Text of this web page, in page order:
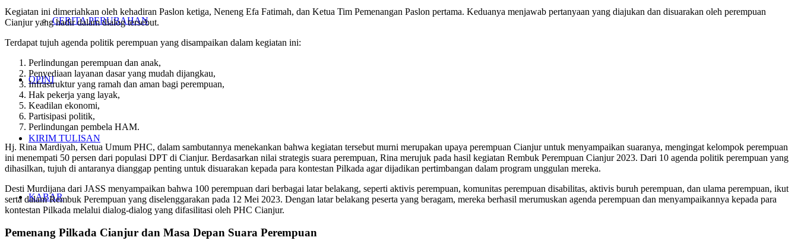
CERITA PERUBAHAN
OPINI
KIRIM TULISAN
KABAR
Kegiatan ini dimeriahkan oleh kehadiran Paslon ketiga, Neneng Efa Fatimah, dan Ketua Tim Pemenangan Paslon pertama. Keduanya menjawab pertanyaan yang diajukan dan disuarakan oleh perempuan
Cianjur yang hadir dalam dialog tersebut.
Terdapat tujuh agenda politik perempuan yang disampaikan dalam kegiatan ini:
Perlindungan perempuan dan anak,
Penyediaan layanan dasar yang mudah dijangkau,
Infrastruktur yang ramah dan aman bagi perempuan,
Hak pekerja yang layak,
Keadilan ekonomi,
Partisipasi politik,
Perlindungan pembela HAM.
Hj. Rina Mardiyah, Ketua Umum PHC, dalam sambutannya menekankan bahwa kegiatan tersebut murni merupakan upaya perempuan Cianjur untuk menyampaikan suaranya, mengingat kelompok perempuan
ini menempati 50 persen dari populasi DPT di Cianjur. Berdasarkan nilai strategis suara perempuan, Rina merujuk pada hasil kegiatan Rembuk Perempuan Cianjur 2023. Dari 10 agenda politik perempuan yang
dihasilkan, tujuh di antaranya dianggap penting untuk disuarakan kepada para kontestan Pilkada agar dijadikan pertimbangan dalam program unggulan mereka.
Desti Murdijana dari JASS menyampaikan bahwa 100 perempuan dari berbagai latar belakang, seperti aktivis perempuan, komunitas perempuan disabilitas, aktivis buruh perempuan, dan ulama perempuan, ikut
serta dalam Rembuk Perempuan yang diselenggarakan pada 12 Mei 2023. Dengan latar belakang peserta yang beragam, mereka berhasil merumuskan agenda perempuan dan menyampaikannya kepada para
kontestan Pilkada melalui dialog-dialog yang difasilitasi oleh PHC Cianjur.
Pemenang Pilkada Cianjur dan Masa Depan Suara Perempuan